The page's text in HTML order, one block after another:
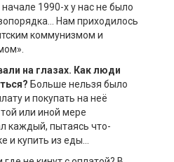
начале 1990-х у нас не было
Нам приходилось
коммунизмом и
на глазах. Как люди
Больше нельзя было
и покупать на неё
или иной мере
каждый, пытаясь что-
и купить из еды…